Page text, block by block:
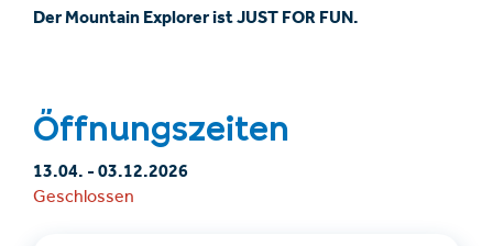
Der Mountain Explorer ist JUST FOR FUN.
Öffnungszeiten
13.04.-03.12.2026
Geschlossen